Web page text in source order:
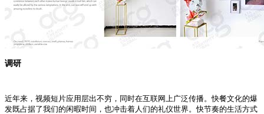
调研
近年来，视频短片应用层出不穷，同时在互联网上广泛传播。快餐文化的爆
发既占据了我们的闲暇时间，也冲击着人们的礼仪世界。快节奏的生活方式